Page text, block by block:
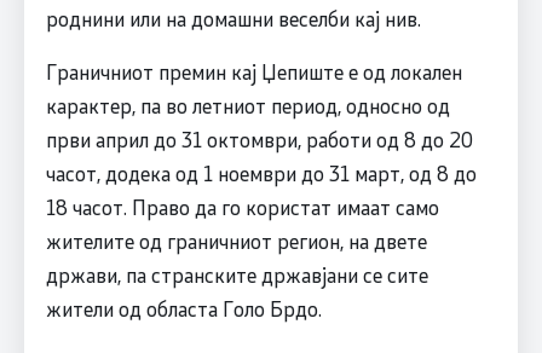
роднини или на домашни веселби кај нив.
Граничниот премин кај Џепиште е од локален
карактер, па во летниот период, односно од
први април до 31 октомври, работи од 8 до 20
часот, додека од 1 ноември до 31 март, од 8 до
18 часот. Право да го користат имаат само
жителите од граничниот регион, на двете
држави, па странските државјани се сите
жители од областа Голо Брдо.